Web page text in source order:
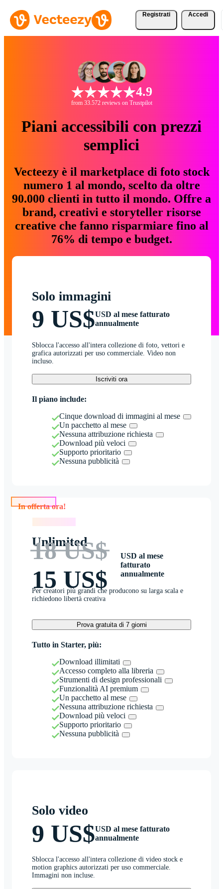
Registrati Accedi
4.9
from 33.572 reviews on Trustpilot
Piani accessibili con prezzi
semplici
Vecteezy è il marketplace di foto stock
numero 1 al mondo, scelto da oltre
90.000 clienti in tutto il mondo. Offre a
brand, creativi e storyteller risorse
creative che fanno risparmiare fino al
76% di tempo e budget.
Solo immagini
9 US$USD al mese fatturato
annualmente
Sblocca l'accesso all'intera collezione di foto, vettori e
grafica autorizzati per uso commerciale. Video non
incluso.
Iscriviti ora
Il piano include:
Cinque download di immagini al mese
Un pacchetto al mese
Nessuna attribuzione richiesta
Download più veloci
Supporto prioritario
Nessuna pubblicità
Unlimited
18 US$
15 US$
USD al mese
fatturato
annualmente
Per creatori più grandi che producono su larga scala e
richiedono libertà creativa
Prova gratuita di 7 giorni
Tutto in Starter, più:
Download illimitati
Accesso completo alla libreria
Strumenti di design professionali
Funzionalità AI premium
Un pacchetto al mese
Nessuna attribuzione richiesta
Download più veloci
Supporto prioritario
Nessuna pubblicità
Solo video
9 US$USD al mese fatturato
annualmente
Sblocca l'accesso all'intera collezione di video stock e
motion graphics autorizzati per uso commerciale.
Immagini non incluse.